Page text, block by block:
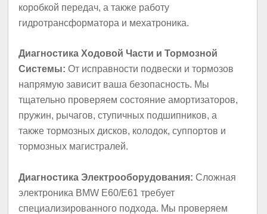
коробкой передач, а также работу
гидротрансформатора и мехатроника.
Диагностика Ходовой Части и Тормозной
Системы: От исправности подвески и тормозов
напрямую зависит ваша безопасность. Мы
тщательно проверяем состояние амортизаторов,
пружин, рычагов, ступичных подшипников, а
также тормозных дисков, колодок, суппортов и
тормозных магистралей.
Диагностика Электрооборудования: Сложная
электроника BMW E60/E61 требует
специализированного подхода. Мы проверяем